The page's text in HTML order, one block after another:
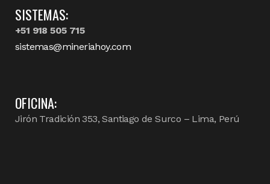
SISTEMAS:
+51 918 505 715
sistemas@mineriahoy.com
OFICINA:
Jirón Tradición 353, Santiago de Surco – Lima, Perú